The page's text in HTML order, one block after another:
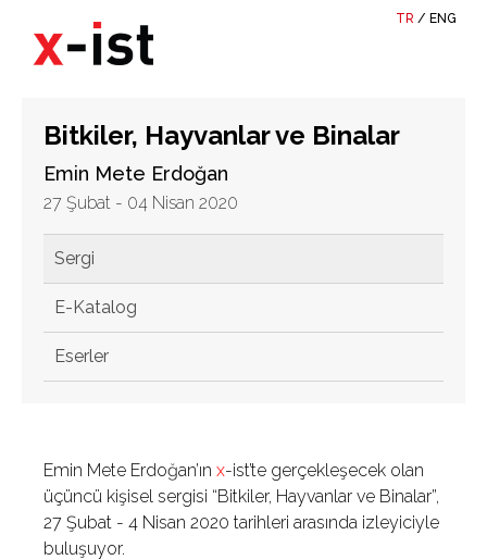
TR / ENG
Bitkiler, Hayvanlar ve Binalar
Emin Mete Erdoğan
27 Şubat - 04 Nisan 2020
Sergi
E-Katalog
Eserler
Emin Mete Erdoğan’ın x-ist’te gerçekleşecek olan
üçüncü kişisel sergisi “Bitkiler, Hayvanlar ve Binalar”,
27 Şubat - 4 Nisan 2020 tarihleri arasında izleyiciyle
buluşuyor.